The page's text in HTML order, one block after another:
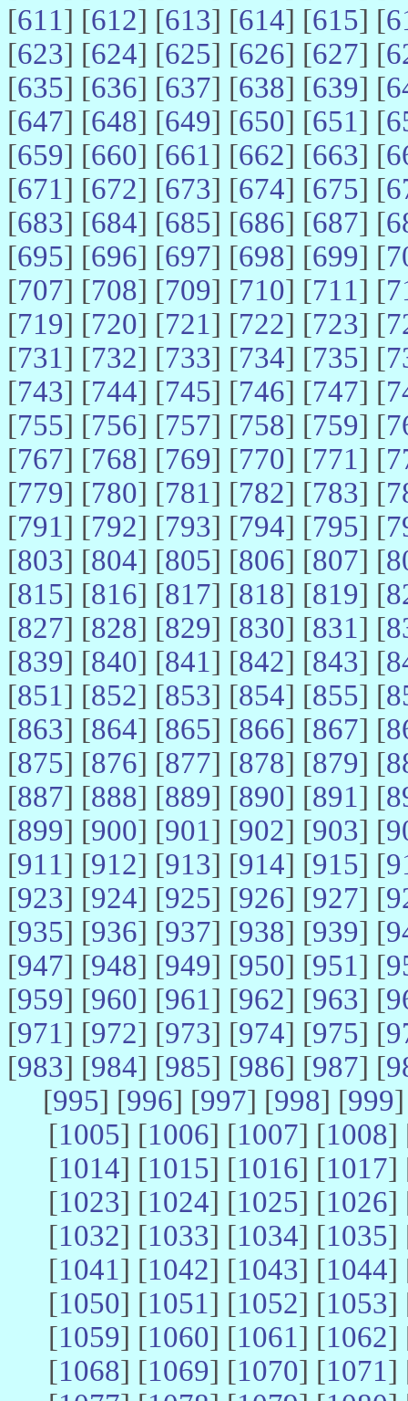
[611] [612] [613] [614] [615] [
[623] [624] [625] [626] [627] [
[635] [636] [637] [638] [639] [
[647] [648] [649] [650] [651] [
[659] [660] [661] [662] [663] [
[671] [672] [673] [674] [675] [
[683] [684] [685] [686] [687] [
[695] [696] [697] [698] [699] [
[707] [708] [709] [710] [711] [
[719] [720] [721] [722] [723] [
[731] [732] [733] [734] [735] [
[743] [744] [745] [746] [747] [
[755] [756] [757] [758] [759] [
[767] [768] [769] [770] [771] [
[779] [780] [781] [782] [783] [
[791] [792] [793] [794] [795] [
[803] [804] [805] [806] [807] [
[815] [816] [817] [818] [819] [
[827] [828] [829] [830] [831] [
[839] [840] [841] [842] [843] [
[851] [852] [853] [854] [855] [
[863] [864] [865] [866] [867] [
[875] [876] [877] [878] [879] [
[887] [888] [889] [890] [891] [
[899] [900] [901] [902] [903] [
[911] [912] [913] [914] [915] [
[923] [924] [925] [926] [927] [
[935] [936] [937] [938] [939] [
[947] [948] [949] [950] [951] [
[959] [960] [961] [962] [963] [
[971] [972] [973] [974] [975] [
[983] [984] [985] [986] [987] [
[995] [996] [997] [998] [999
[1005] [1006] [1007] [1008]
[1014] [1015] [1016] [1017]
[1023] [1024] [1025] [1026]
[1032] [1033] [1034] [1035]
[1041] [1042] [1043] [1044]
[1050] [1051] [1052] [1053]
[1059] [1060] [1061] [1062]
[1068] [1069] [1070] [1071]